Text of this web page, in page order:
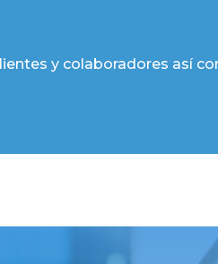
y colaboradores así